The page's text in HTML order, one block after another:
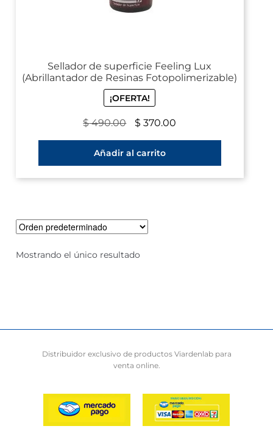
Sellador de superficie Feeling Lux
(Abrillantador de Resinas Fotopolimerizable)
¡OFERTA!
$490.00 $ 370.00
Añadir al carrito
Mostrando el único resultado
Distribuidor exclusivo de productos Viardenlab para
venta online.